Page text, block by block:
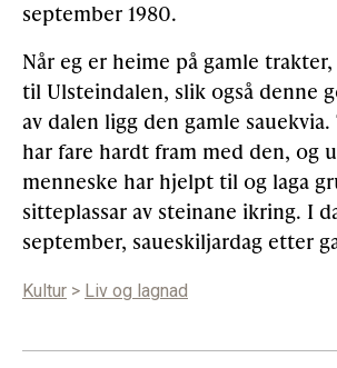
Gløymt passord
september 1980.
Når eg er heime på gamle
til Ulsteindalen, slik også denne
av dalen ligg den gamle
har fare hardt fram med den, og
menneske har hjelpt til og laga
sitteplassar av steinane ikring. I
september, saueskiljardag etter
Kultur > Liv og lagnad